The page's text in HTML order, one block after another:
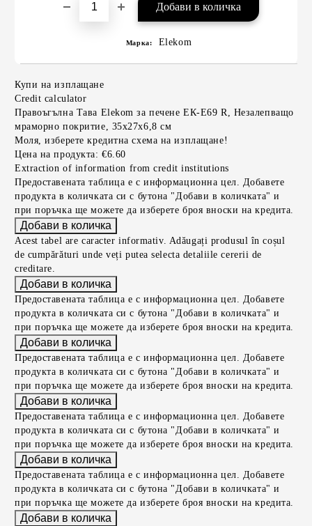
Марка: Elekom
Купи на изплащане
Credit calculator
Правоъгълна Тава Elekom за печене ЕК-Е69 R, Незалепващо
мраморно покритие, 35x27x6,8 см
Моля, изберете кредитна схема на изплащане!
Цена на продукта: €6.60
Extraction of information from credit institutions
Предоставената таблица е с информационна цел. Добавете
продукта в количката си с бутона "Добави в количката" и
при поръчка ще можете да изберете броя вноски на кредита.
Acest tabel are caracter informativ. Adăugați produsul în coșul
de cumpărături unde veți putea selecta detaliile cererii de
creditare.
Предоставената таблица е с информационна цел. Добавете
продукта в количката си с бутона "Добави в количката" и
при поръчка ще можете да изберете броя вноски на кредита.
Предоставената таблица е с информационна цел. Добавете
продукта в количката си с бутона "Добави в количката" и
при поръчка ще можете да изберете броя вноски на кредита.
Предоставената таблица е с информационна цел. Добавете
продукта в количката си с бутона "Добави в количката" и
при поръчка ще можете да изберете броя вноски на кредита.
Предоставената таблица е с информационна цел. Добавете
продукта в количката си с бутона "Добави в количката" и
при поръчка ще можете да изберете броя вноски на кредита.